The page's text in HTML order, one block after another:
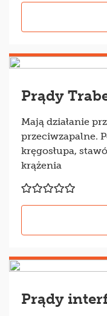
Prądy
Mają działanie
przeciwzapalne.
kręgosłupa,
krążenia
Prądy